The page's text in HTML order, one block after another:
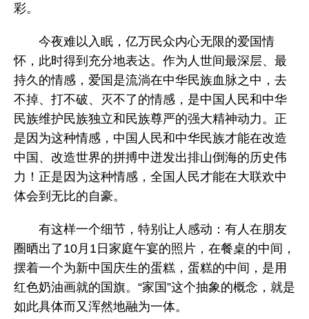
彩。
今夜难以入眠，亿万民众内心无限的爱国情
怀，此时得到充分地表达。作为人世间最深层、最
持久的情感，爱国是流淌在中华民族血脉之中，去
不掉、打不破、灭不了的情感，是中国人民和中华
民族维护民族独立和民族尊严的强大精神动力。正
是因为这种情感，中国人民和中华民族才能在改造
中国、改造世界的拼搏中迸发出排山倒海的历史伟
力！正是因为这种情感，全国人民才能在大联欢中
体会到无比的自豪。
有这样一个细节，特别让人感动：有人在朋友
圈晒出了10月1日家庭午宴的照片，在餐桌的中间，
摆着一个为新中国庆生的蛋糕，蛋糕的中间，是用
红色奶油画就的国旗。“家国”这个抽象的概念，就是
如此具体而又浑然地融为一体。